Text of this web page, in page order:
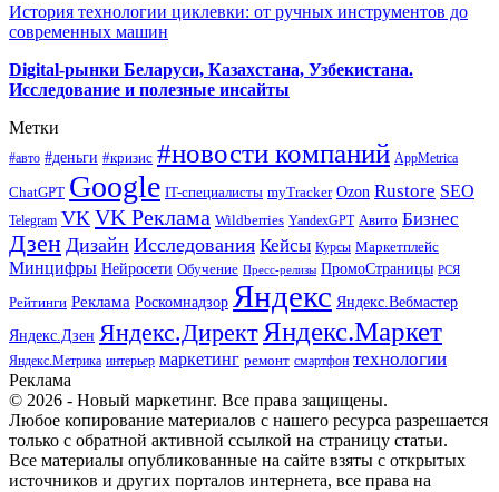
История технологии циклевки: от ручных инструментов до
современных машин
Digital-рынки Беларуси, Казахстана, Узбекистана.
Исследование и полезные инсайты
Метки
#авто #деньги #кризис #новости компаний AppMetrica
ChatGPT Google IT-специалисты myTracker Ozon Rustore SEO
Telegram VK VK Реклама Wildberries YandexGPT Авито Бизнес
Дзен Дизайн Исследования Кейсы Курсы Маркетплейс
Минцифры Нейросети Обучение Пресс-релизы ПромоСтраницы РСЯ
Рейтинги Реклама Роскомнадзор Яндекс Яндекс.Вебмастер
Яндекс.Дзен Яндекс.ДиректЯндекс.Маркет
Яндекс.Метрика интерьер маркетинг ремонт смартфон технологии
Реклама
© 2026 - Новый маркетинг. Все права защищены.
Любое копирование материалов с нашего ресурса разрешается
только с обратной активной ссылкой на страницу статьи.
Все материалы опубликованные на сайте взяты с открытых
источников и других порталов интернета, все права на